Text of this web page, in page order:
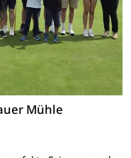
Mühle